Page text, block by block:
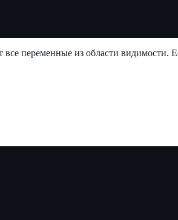
переменные из области видимости.